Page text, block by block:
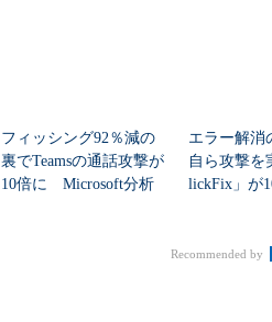
フィッシング92％減の
裏でTeamsの通話攻撃が
10倍に Microsoft分析
エラー解消
自ら攻撃を
lickFix」が
Recommended by